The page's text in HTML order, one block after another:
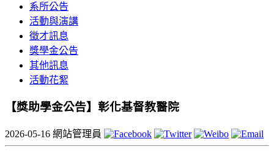
系所公告
活動與演講
徵才訊息
獎學金公告
其他訊息
活動花絮
【獎助學金公告】彰化基督教醫院
2026-05-16 網站管理員